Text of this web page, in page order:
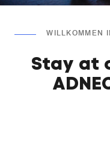
WILLKOMMEN
Stay at